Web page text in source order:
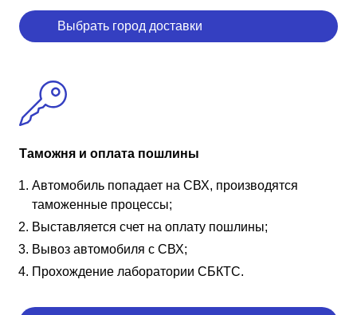
Выбрать город доставки
Таможня и оплата пошлины
Автомобиль попадает на СВХ, производятся
таможенные процессы;
Выставляется счет на оплату пошлины;
Вывоз автомобиля с СВХ;
Прохождение лаборатории СБКТС.